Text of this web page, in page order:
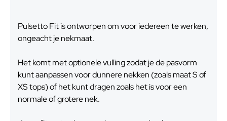
Pulsetto Fit is ontworpen om voor iedereen te werken,
ongeacht je nekmaat.
Het komt met optionele vulling zodat je de pasvorm
kunt aanpassen voor dunnere nekken (zoals maat S of
XS tops) of het kunt dragen zoals het is voor een
normale of grotere nek.